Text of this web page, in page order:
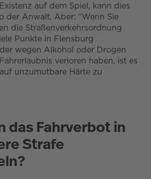
auf dem Spiel, kann dies
der Anwalt. Aber: “Wenn Sie
die Straßenverkehrsordnung
Punkte in Flensburg
wegen Alkohol oder Drogen
verloren haben, ist es
unzumutbare Härte zu
das Fahrverbot in
Strafe